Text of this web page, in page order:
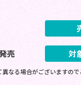
売 対
なる場合がございますの